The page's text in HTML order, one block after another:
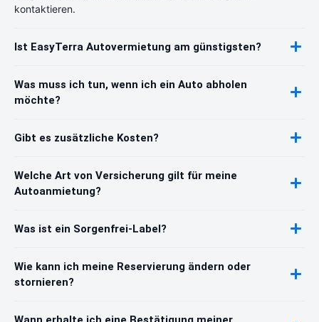
kontaktieren.
Ist EasyTerra Autovermietung am günstigsten?
Was muss ich tun, wenn ich ein Auto abholen
möchte?
Gibt es zusätzliche Kosten?
Welche Art von Versicherung gilt für meine
Autoanmietung?
Was ist ein Sorgenfrei-Label?
Wie kann ich meine Reservierung ändern oder
stornieren?